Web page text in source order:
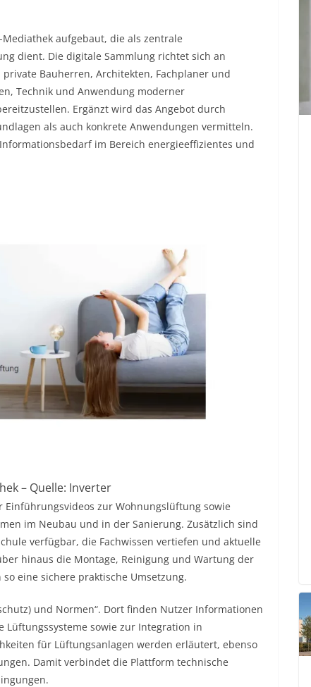
aufgebaut, die als zentrale
dient. Die digitale Sammlung richtet sich an
Bauherren, Architekten, Fachplaner und
Technik und Anwendung moderner
Ergänzt wird das Angebot durch
als auch konkrete Anwendungen vermitteln.
im Bereich energieeffizientes und
– Quelle: Inverter
zur Wohnungslüftung sowie
im Neubau und in der Sanierung. Zusätzlich sind
verfügbar, die Fachwissen vertiefen und aktuelle
hinaus die Montage, Reinigung und Wartung der
eine sichere praktische Umsetzung.
und Normen“. Dort finden Nutzer Informationen
sowie zur Integration in
für Lüftungsanlagen werden erläutert, ebenso
Damit verbindet die Plattform technische